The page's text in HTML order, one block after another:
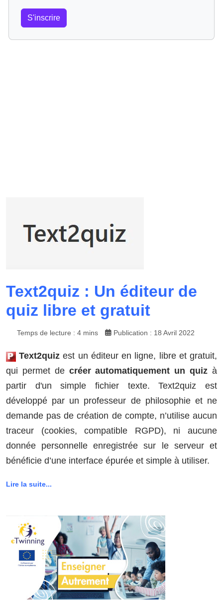
S'inscrire
Text2quiz : Un éditeur de
quiz libre et gratuit
Temps de lecture : 4 mins Publication : 18 Avril 2022
Text2quiz est un éditeur en ligne, libre et gratuit,
qui permet de créer automatiquement un quiz à
partir d'un simple fichier texte. Text2quiz est
développé par un professeur de philosophie et ne
demande pas de création de compte, n’utilise aucun
traceur (cookies, compatible RGPD), ni aucune
donnée personnelle enregistrée sur le serveur et
bénéficie d’une interface épurée et simple à utiliser.
Lire la suite...